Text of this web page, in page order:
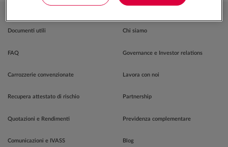
Documenti utili
FAQ
Carrozzerie convenzionate
Recupera attestato di rischio
Quotazioni e Rendimenti
Comunicazioni e IVASS
Chi siamo
Governance e Investor relations
Lavora con noi
Partnership
Previdenza complementare
Blog